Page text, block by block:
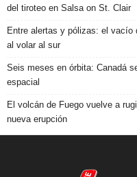
del tiroteo en Salsa on St. Clair
Entre alertas y pólizas: el vacío
al volar al sur
Seis meses en órbita: Canadá
espacial
El volcán de Fuego vuelve a
nueva erupción